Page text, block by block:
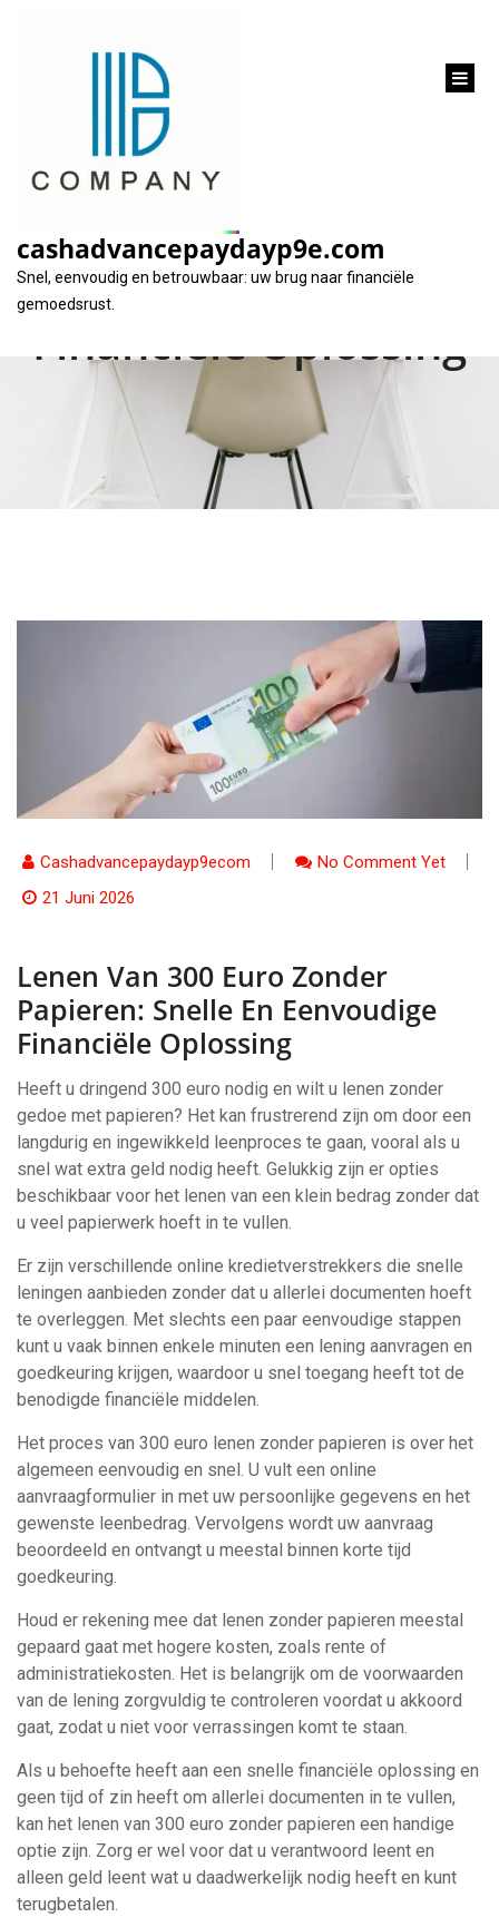
cashadvancepaydayp9e.com
Snel, eenvoudig en betrouwbaar: uw brug naar financiële
gemoedsrust.
Lenen van 300 euro
zonder papieren:
Snelle en Eenvoudige
Financiële Oplossing
Cashadvancepaydayp9ecom
No Comment Yet
21 Juni 2026
Lenen Van 300 Euro Zonder
Papieren: Snelle En Eenvoudige
Financiële Oplossing
Heeft u dringend 300 euro nodig en wilt u lenen zonder
gedoe met papieren? Het kan frustrerend zijn om door een
langdurig en ingewikkeld leenproces te gaan, vooral als u
snel wat extra geld nodig heeft. Gelukkig zijn er opties
beschikbaar voor het lenen van een klein bedrag zonder dat
u veel papierwerk hoeft in te vullen.
Er zijn verschillende online kredietverstrekkers die snelle
leningen aanbieden zonder dat u allerlei documenten hoeft
te overleggen. Met slechts een paar eenvoudige stappen
kunt u vaak binnen enkele minuten een lening aanvragen en
goedkeuring krijgen, waardoor u snel toegang heeft tot de
benodigde financiële middelen.
Het proces van 300 euro lenen zonder papieren is over het
algemeen eenvoudig en snel. U vult een online
aanvraagformulier in met uw persoonlijke gegevens en het
gewenste leenbedrag. Vervolgens wordt uw aanvraag
beoordeeld en ontvangt u meestal binnen korte tijd
goedkeuring.
Houd er rekening mee dat lenen zonder papieren meestal
gepaard gaat met hogere kosten, zoals rente of
administratiekosten. Het is belangrijk om de voorwaarden
van de lening zorgvuldig te controleren voordat u akkoord
gaat, zodat u niet voor verrassingen komt te staan.
Als u behoefte heeft aan een snelle financiële oplossing en
geen tijd of zin heeft om allerlei documenten in te vullen,
kan het lenen van 300 euro zonder papieren een handige
optie zijn. Zorg er wel voor dat u verantwoord leent en
alleen geld leent wat u daadwerkelijk nodig heeft en kunt
terugbetalen.